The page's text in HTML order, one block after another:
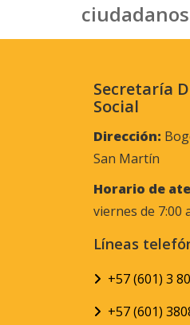
Secretaría
Social
Dirección:
San Martín
Horario de
viernes de 7:00
Líneas
+57 (601) 3
+57 (601)